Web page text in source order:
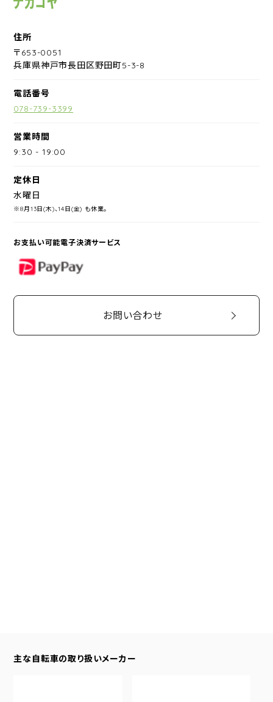
住所
〒653-0051
兵庫県神戸市長田区野田町5-3-8
電話番号
078-739-3399
営業時間
9:30 -19:00
定休日
水曜日
※8月13日(木)、14日(金) も休業。
お支払い可能電子決済サービス
PayPay
お問い合わせ
主な自転車の取り扱いメーカー